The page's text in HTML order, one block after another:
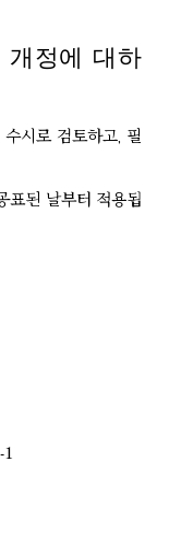
개정에 대하
시로 검토하고, 필
표된 날부터 적용됩